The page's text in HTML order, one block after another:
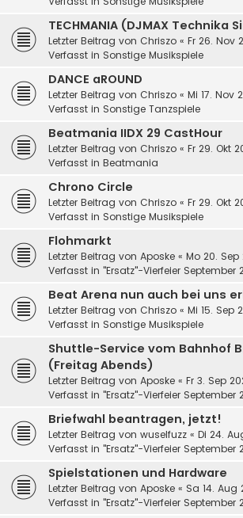
TECHMANIA (DJMAX Technika
Letzter Beitrag von Chriszo « Fr 26. Nov
Verfasst in Sonstige Musikspiele
DANCE aROUND
Letzter Beitrag von Chriszo « Mi 17. Nov
Verfasst in Sonstige Tanzspiele
Beatmania IIDX 29 CastHour
Letzter Beitrag von Chriszo « Fr 29. Okt
Verfasst in Beatmania
Chrono Circle
Letzter Beitrag von Chriszo « Fr 29. Okt
Verfasst in Sonstige Musikspiele
Flohmarkt
Letzter Beitrag von Aposke « Mo 20. Sep
Verfasst in "Ersatz"-Vierfeier September
Beat Arena nun auch bei uns
Letzter Beitrag von Chriszo « Mi 15. Sep
Verfasst in Sonstige Musikspiele
Shuttle-Service vom Bahnhof
(Freitag Abends)
Letzter Beitrag von Aposke « Fr 3. Sep
Verfasst in "Ersatz"-Vierfeier September
Briefwahl beantragen, jetzt!
Letzter Beitrag von wuselfuzz « Di 24.
Verfasst in "Ersatz"-Vierfeier September
Spielstationen und Hardware
Letzter Beitrag von Aposke « Sa 14. Aug
Verfasst in "Ersatz"-Vierfeier September